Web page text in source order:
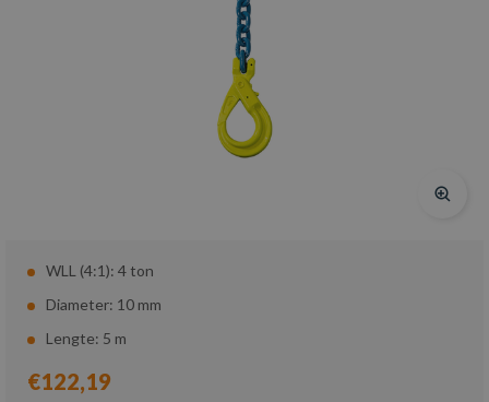
WLL (4:1): 4 ton
Diameter: 10 mm
Lengte: 5 m
€122,19